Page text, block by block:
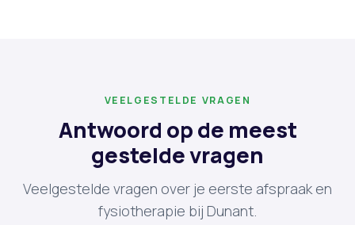
VEELGESTELDE VRAGEN
Antwoord op de meest
gestelde vragen
Veelgestelde vragen over je eerste afspraak en
fysiotherapie bij Dunant.